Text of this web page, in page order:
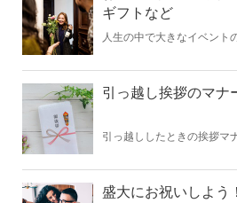
ギフトなど
人生の中で大きなイベント
人生の節目です。そんな
引っ越し挨拶のマナ
引っ越ししたときの挨拶マ
旧居の隣人への挨拶回り
盛大にお祝いしよう